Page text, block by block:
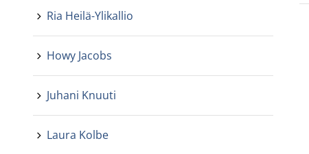
Ria Heilä-Ylikallio
Howy Jacobs
Juhani Knuuti
Laura Kolbe